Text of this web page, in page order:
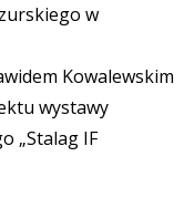
w
Kowalewskim
wystawy
„Stalag IF